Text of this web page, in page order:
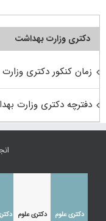
دکتری وزارت بهداشت
زمان کنکور دکتری وزارت
دفترچه دکتری وزارت
دکتری علوم دکتری علوم